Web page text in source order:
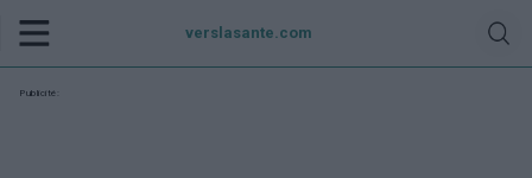
verslasante.com
Publicité: